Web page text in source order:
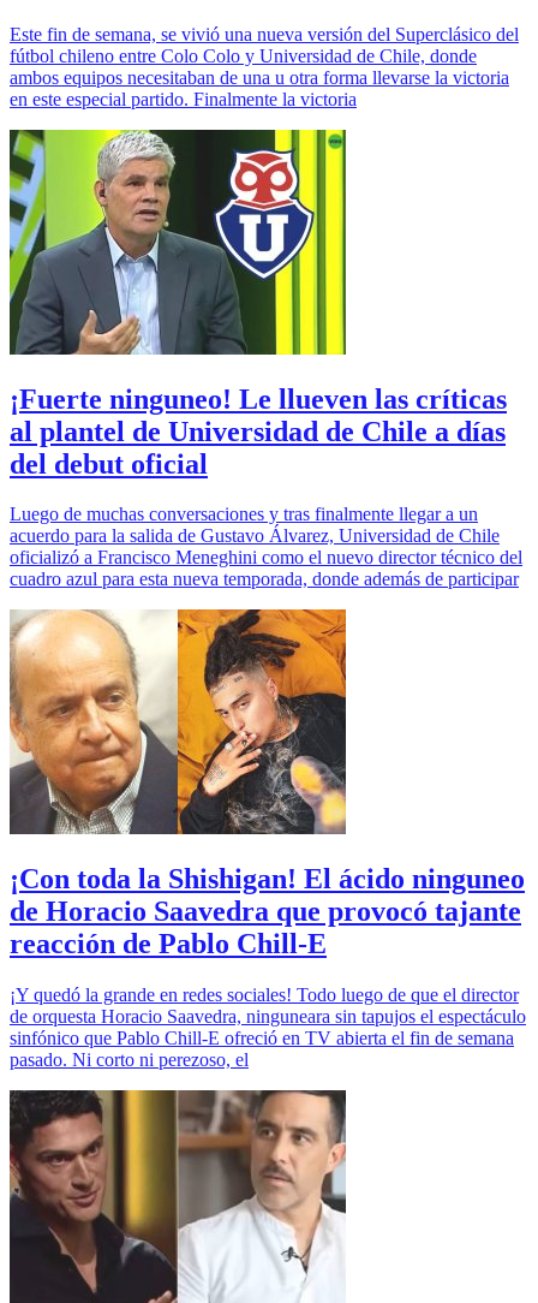
Este fin de semana, se vivió una nueva versión del Superclásico del
fútbol chileno entre Colo Colo y Universidad de Chile, donde
ambos equipos necesitaban de una u otra forma llevarse la victoria
en este especial partido. Finalmente la victoria
¡Fuerte ninguneo! Le llueven las críticas
al plantel de Universidad de Chile a días
del debut oficial
Luego de muchas conversaciones y tras finalmente llegar a un
acuerdo para la salida de Gustavo Álvarez, Universidad de Chile
oficializó a Francisco Meneghini como el nuevo director técnico del
cuadro azul para esta nueva temporada, donde además de participar
¡Con toda la Shishigan! El ácido ninguneo
de Horacio Saavedra que provocó tajante
reacción de Pablo Chill-E
¡Y quedó la grande en redes sociales! Todo luego de que el director
de orquesta Horacio Saavedra, ninguneara sin tapujos el espectáculo
sinfónico que Pablo Chill-E ofreció en TV abierta el fin de semana
pasado. Ni corto ni perezoso, el